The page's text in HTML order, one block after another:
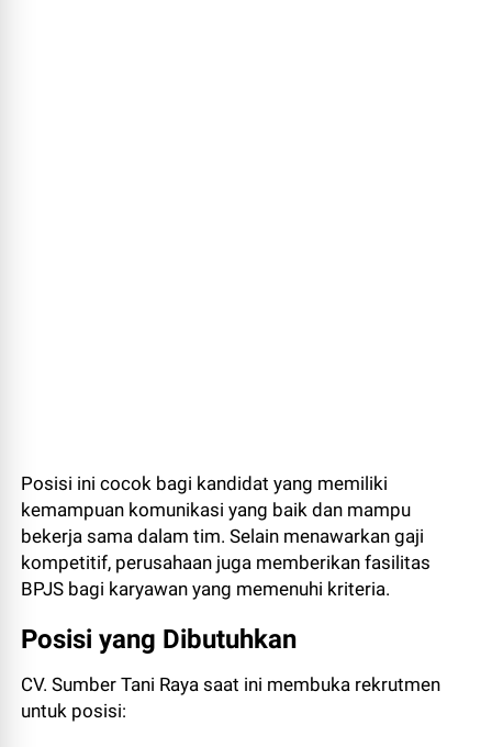
Posisi ini cocok bagi kandidat yang memiliki
kemampuan komunikasi yang baik dan mampu
bekerja sama dalam tim. Selain menawarkan gaji
kompetitif, perusahaan juga memberikan fasilitas
BPJS bagi karyawan yang memenuhi kriteria.
Posisi yang Dibutuhkan
CV. Sumber Tani Raya saat ini membuka rekrutmen
untuk posisi: